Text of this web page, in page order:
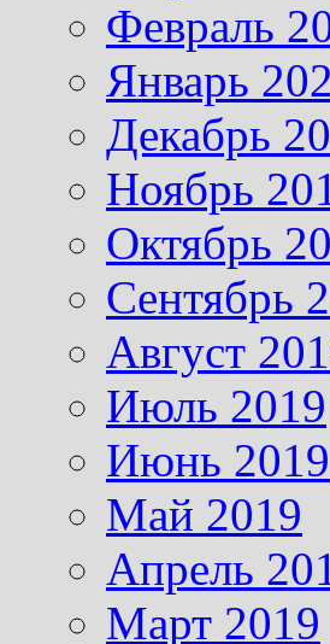
Февраль
Январь
Декабрь
Ноябрь
Октябрь
Сентябрь
Август
Июль 2019
Июнь 2019
Май 2019
Апрель
Март 2019